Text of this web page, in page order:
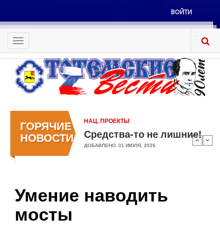
основному
содержанию
Меню
учётной
записи
пользователя
ВОЙТИ
Toggle
navigation
ГОРЯЧИЕ
НОВОСТИ
НАЦ. ПРОЕКТЫ
Средства-то не лишние!
ДОБАВЛЕНО 31 ИЮЛЯ, 2026
Умение наводить
мосты